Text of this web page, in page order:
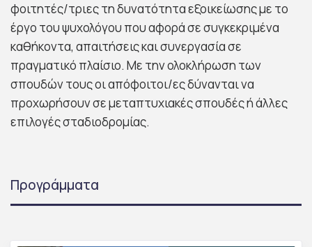
φοιτητές/τριες τη δυνατότητα εξοικείωσης με το
έργο του ψυχολόγου που αφορά σε συγκεκριμένα
καθήκοντα, απαιτήσεις και συνεργασία σε
πραγματικό πλαίσιο. Με την ολοκλήρωση των
σπουδών τους οι απόφοιτοι/ες δύνανται να
προχωρήσουν σε μεταπτυχιακές σπουδές ή άλλες
επιλογές σταδιοδρομίας.
Προγράμματα